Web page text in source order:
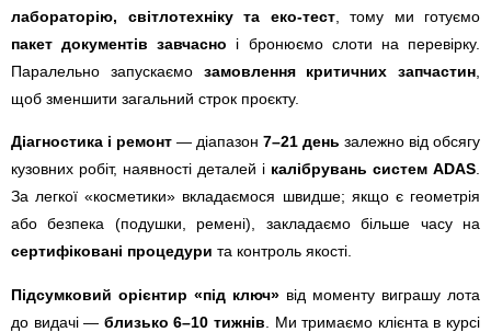
лабораторію, світлотехніку та еко-тест, тому ми готуємо
пакет документів завчасно і бронюємо слоти на перевірку.
Паралельно запускаємо замовлення критичних запчастин
щоб зменшити загальний строк проєкту.
Діагностика і ремонт — діапазон 7–21 день залежно від обсягу
кузовних робіт, наявності деталей і калібрувань систем ADAS.
За легкої «косметики» вкладаємося швидше; якщо є геометрія
або безпека (подушки, ремені), закладаємо більше часу на
сертифіковані процедури та контроль якості.
Підсумковий орієнтир «під ключ» від моменту виграшу лота
до видачі — близько 6–10 тижнів . Ми тримаємо клієнта в курсі